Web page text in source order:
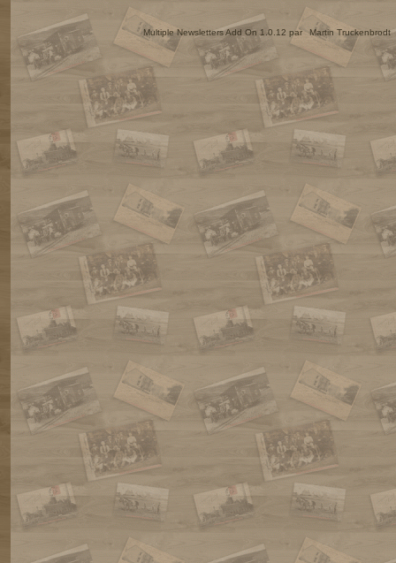
Multiple Newsletters Add On 1.0.12 par Martin Truckenbrodt